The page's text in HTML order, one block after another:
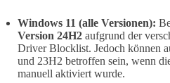
Windows 11 (alle Versionen):
Version 24H2 aufgrund der
Driver Blocklist. Jedoch können
und 23H2 betroffen sein, wenn
manuell aktiviert wurde.